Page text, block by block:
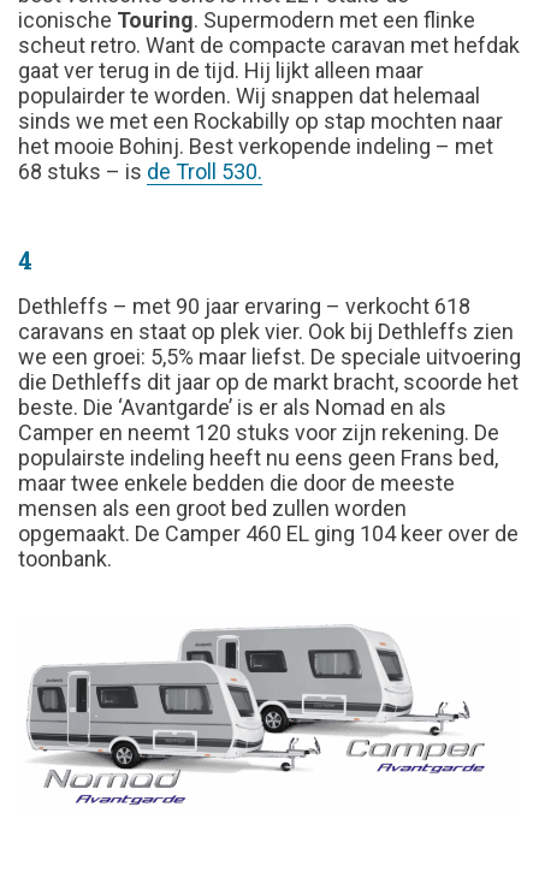
iconische Touring. Supermodern met een flinke
scheut retro. Want de compacte caravan met hefdak
gaat ver terug in de tijd. Hij lijkt alleen maar
populairder te worden. Wij snappen dat helemaal
sinds we met een Rockabilly op stap mochten naar
het mooie Bohinj. Best verkopende indeling – met
68 stuks – is de Troll 530.
4
Dethleffs – met 90 jaar ervaring – verkocht 618
caravans en staat op plek vier. Ook bij Dethleffs zien
we een groei: 5,5% maar liefst. De speciale uitvoering
die Dethleffs dit jaar op de markt bracht, scoorde het
beste. Die ‘Avantgarde’ is er als Nomad en als
Camper en neemt 120 stuks voor zijn rekening. De
populairste indeling heeft nu eens geen Frans bed,
maar twee enkele bedden die door de meeste
mensen als een groot bed zullen worden
opgemaakt. De Camper 460 EL ging 104 keer over de
toonbank.